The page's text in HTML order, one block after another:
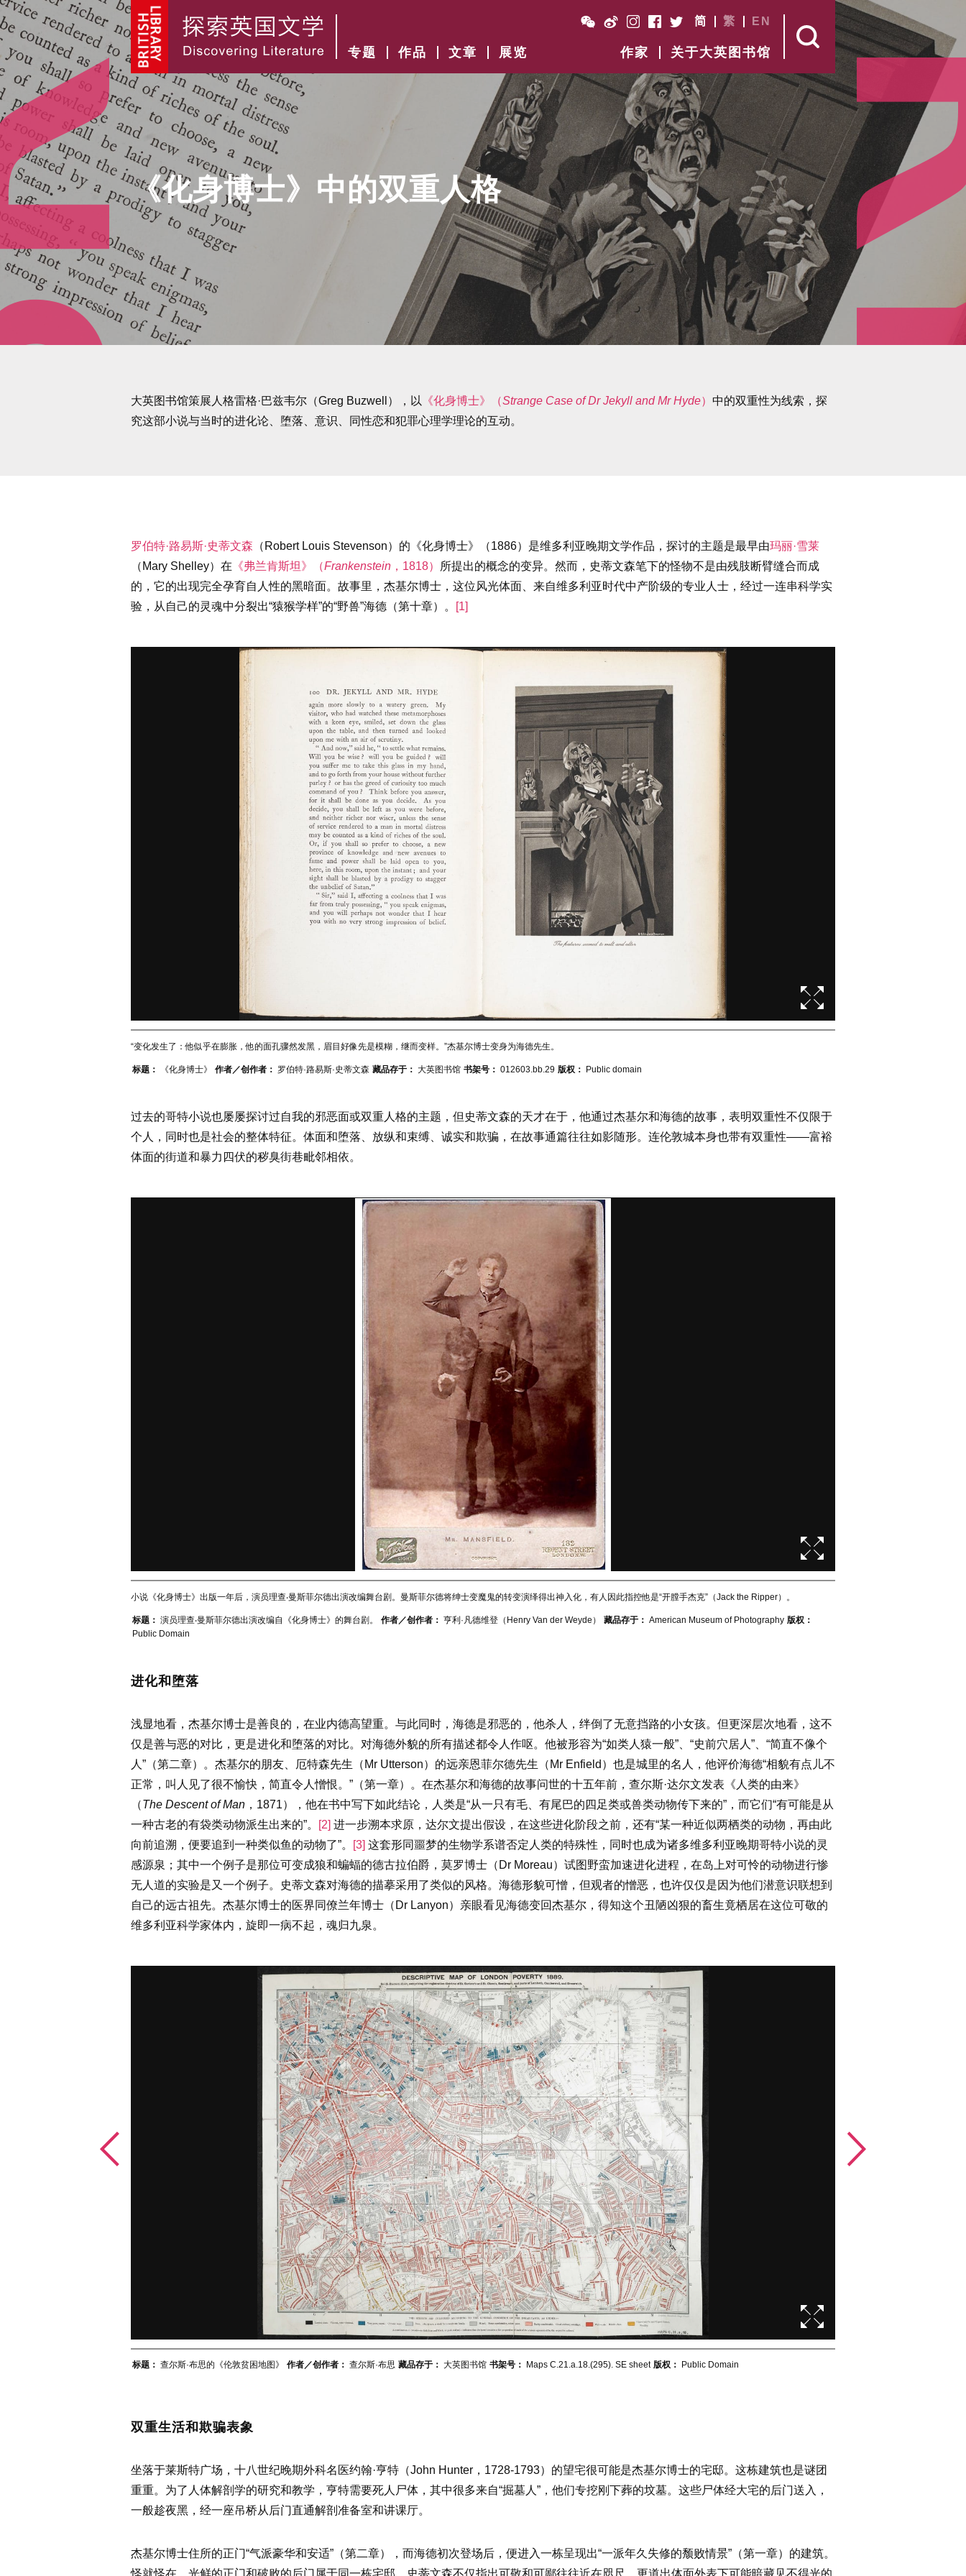
专题 作品 文章 展览
简 繁 EN
作家 关于大英图书馆
《化身博士》中的双重人格
大英图书馆策展人格雷格·巴兹韦尔（Greg Buzwell），以 《化身博士》（Strange Case of Dr Jekyll and Mr Hyde） 中的双重性为线索，探
究这部小说与当时的进化论、堕落、意识、同性恋和犯罪心理学理论的互动。
罗伯特·路易斯·史蒂文森 （Robert Louis Stevenson）的《化身博士》（1886）是维多利亚晚期文学作品，探讨的主题是最早由玛丽·雪莱
（Mary Shelley）在 《弗兰肯斯坦》（Frankenstein ，1818）
所提出的概念的变异。然而，史蒂文森笔下的怪物不是由残肢断臂缝合而成
的，它的出现完全孕育自人性的黑暗面。故事里，杰基尔博士，这位风光体面、来自维多利亚时代中产阶级的专业人士，经过一连串科学实
验，从自己的灵魂中分裂出“猿猴学样”的“野兽”海德（第十章）。
[1]
“变化发生了：他似乎在膨胀，他的面孔骤然发黑，眉目好像先是模糊，继而变样。”杰基尔博士变身为海德先生。
标题： 《化身博士》 作者／创作者： 罗伯特·路易斯·史蒂文森 藏品存于： 大英图书馆 书架号： 012603.bb.29 版权： Public domain
过去的哥特小说也屡屡探讨过自我的邪恶面或双重人格的主题，但史蒂文森的天才在于，他通过杰基尔和海德的故事，表明双重性不仅限于
个人，同时也是社会的整体特征。体面和堕落、放纵和束缚、诚实和欺骗，在故事通篇往往如影随形。连伦敦城本身也带有双重性——富裕
体面的街道和暴力四伏的秽臭街巷毗邻相依。
小说《化身博士》出版一年后，演员理查‧曼斯菲尔德出演改编舞台剧。曼斯菲尔德将绅士变魔鬼的转变演绎得出神入化，有人因此指控他是“开膛手杰克”（Jack the Ripper）。
标题： 演员理查‧曼斯菲尔德出演改编自《化身博士》的舞台剧。 作者／创作者： 亨利·凡德维登（Henry Van der Weyde） 藏品存于： American Museum of Photography 版权：
Public Domain
进化和堕落
浅显地看，杰基尔博士是善良的，在业内德高望重。与此同时，海德是邪恶的，他杀人，绊倒了无意挡路的小女孩。但更深层次地看，这不
仅是善与恶的对比，更是进化和堕落的对比。对海德外貌的所有描述都令人作呕。他被形容为“如类人猿一般”、“史前穴居人”、“简直不像个
人”（第二章）。杰基尔的朋友、厄特森先生（Mr Utterson）的远亲恩菲尔德先生（Mr Enfield）也是城里的名人，他评价海德“相貌有点儿不
正常，叫人见了很不愉快，简直令人憎恨。”（第一章）。在杰基尔和海德的故事问世的十五年前，查尔斯·达尔文发表《人类的由来》
（The Descent of Man ，1871），他在书中写下如此结论，人类是“从一只有毛、有尾巴的四足类或兽类动物传下来的”，而它们“有可能是从
一种古老的有袋类动物派生出来的”。
[2] 进一步溯本求原，达尔文提出假设，在这些进化阶段之前，还有“某一种近似两栖类的动物，再由此
向前追溯，便要追到一种类似鱼的动物了”。
[3] 这套形同噩梦的生物学系谱否定人类的特殊性，同时也成为诸多维多利亚晚期哥特小说的灵
感源泉；其中一个例子是那位可变成狼和蝙蝠的德古拉伯爵，莫罗博士（Dr Moreau）试图野蛮加速进化进程，在岛上对可怜的动物进行惨
无人道的实验是又一个例子。史蒂文森对海德的描摹采用了类似的风格。海德形貌可憎，但观者的憎恶，也许仅仅是因为他们潜意识联想到
自己的远古祖先。杰基尔博士的医界同僚兰年博士 （Dr Lanyon） 亲眼看见海德变回杰基尔，得知这个丑陋凶狠的畜生竟栖居在这位可敬的
维多利亚科学家体内，旋即一病不起，魂归九泉。
标题： 查尔斯·布思的《伦敦贫困地图》 作者／创作者： 查尔斯·布思 藏品存于： 大英图书馆 书架号： Maps C.21.a.18.(295). SE sheet 版权： Public Domain
双重生活和欺骗表象
坐落于莱斯特广场，十八世纪晚期外科名医约翰·亨特（John Hunter，1728-1793）的望宅很可能是杰基尔博士的宅邸。这栋建筑也是谜团
重重。为了人体解剖学的研究和教学，亨特需要死人尸体，其中很多来自“掘墓人”，他们专挖刚下葬的坟墓。这些尸体经大宅的后门送入，
一般趁夜黑，经一座吊桥从后门直通解剖准备室和讲课厅。
杰基尔博士住所的正门“气派豪华和安适”（第二章），而海德初次登场后，便进入一栋呈现出“一派年久失修的颓败情景”（第一章）的建筑。
怪就怪在，光鲜的正门和破败的后门属于同一栋宅邸。史蒂文森不仅指出可敬和可鄙往往近在咫尺，更道出体面外表下可能暗藏见不得光的